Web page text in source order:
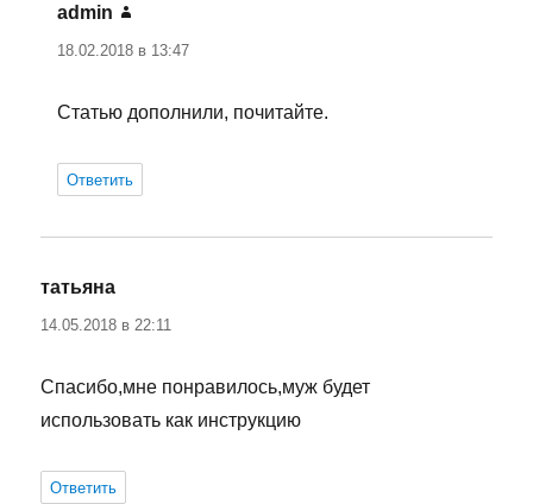
admin
18.02.2018 в 13:47
Статью дополнили, почитайте.
Ответить
татьяна
14.05.2018 в 22:11
Спасибо,мне понравилось,муж будет
использовать как инструкцию
Ответить